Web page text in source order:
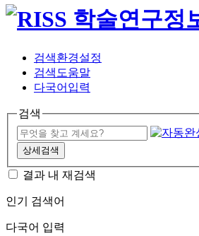
검색환경설정
검색도움말
다국어입력
검색
상세검색
결과 내 재검색
인기 검색어
다국어 입력